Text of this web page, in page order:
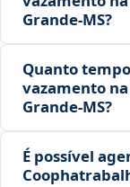
Grande‑MS?
Quanto
vazamento
Grande‑MS?
É possível